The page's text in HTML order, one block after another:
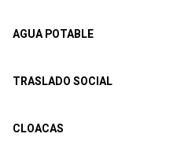
AGUA POTABLE
TRASLADO SOCIAL
CLOACAS